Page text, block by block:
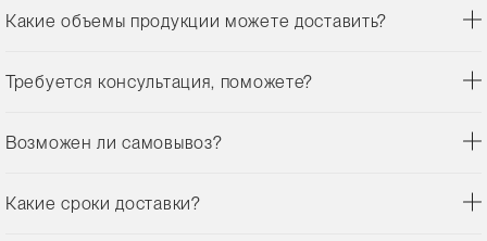
Какие объемы продукции можете доставить?
Требуется консультация, поможете?
Возможен ли самовывоз?
Какие сроки доставки?